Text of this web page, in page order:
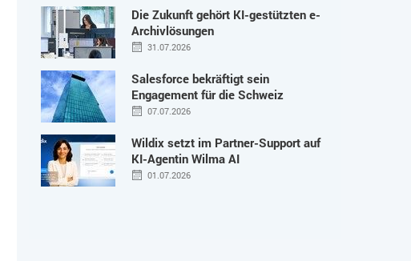
Die Zukunft gehört KI-gestützten e-
Archivlösungen
31.07.2026
Salesforce bekräftigt sein
Engagement für die Schweiz
07.07.2026
Wildix setzt im Partner-Support auf
KI-Agentin Wilma AI
01.07.2026